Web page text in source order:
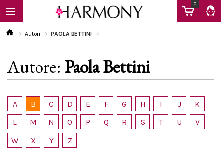
0
EBOOK
LIBRI
Calendario
Autori PAOLA BETTINI
Autore: Paola Bettini
A B C D E F G H I J
K
L
M N O P Q R S T U
V
W
X Y Z